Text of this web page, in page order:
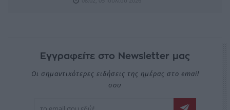
Εγγραφείτε στο Newsletter μας
Οι σημαντικότερες ειδήσεις της ημέρας στο email
σου